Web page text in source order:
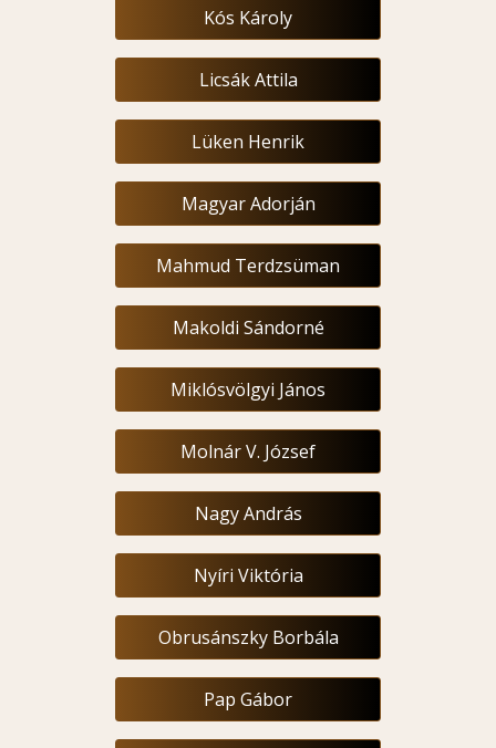
Kós Károly
Licsák Attila
Lüken Henrik
Magyar Adorján
Mahmud Terdzsüman
Makoldi Sándorné
Miklósvölgyi János
Molnár V. József
Nagy András
Nyíri Viktória
Obrusánszky Borbála
Pap Gábor